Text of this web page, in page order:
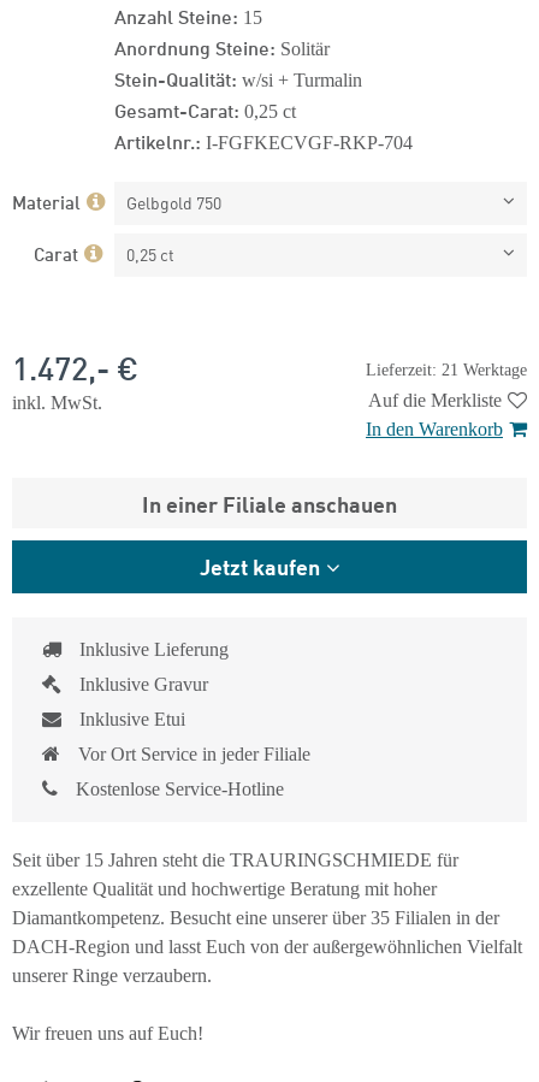
Anzahl Steine: 15
Anordnung Steine: Solitär
Stein-Qualität: w/si + Turmalin
Gesamt-Carat: 0,25 ct
Artikelnr.: I-FGFKECVGF-RKP-704
Material Gelbgold 750
Carat 0,25 ct
Lieferzeit: 21 Werktage
1.472,- €
inkl. MwSt.
Auf die Merkliste
In den Warenkorb
In einer Filiale anschauen
Jetzt kaufen
Inklusive Lieferung
Inklusive Gravur
Inklusive Etui
Vor Ort Service in jeder Filiale
Kostenlose Service-Hotline
Seit über 15 Jahren steht die TRAURINGSCHMIEDE für
exzellente Qualität und hochwertige Beratung mit hoher
Diamantkompetenz. Besucht eine unserer über 35 Filialen in der
DACH-Region und lasst Euch von der außergewöhnlichen Vielfalt
unserer Ringe verzaubern.
Wir freuen uns auf Euch!